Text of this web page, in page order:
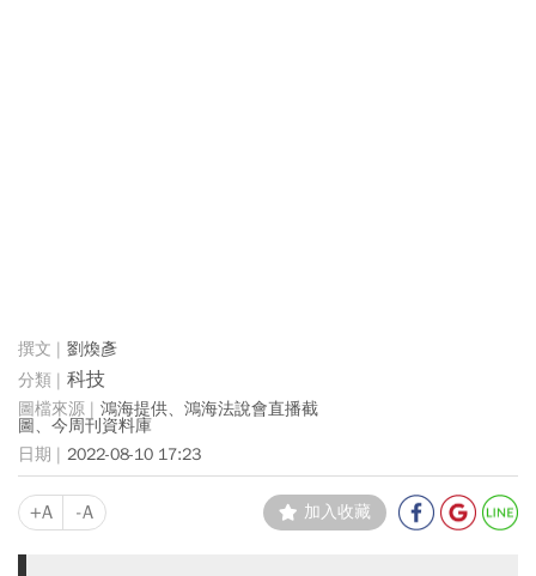
劉煥彥
科技
鴻海提供、鴻海法說會直播截
圖、今周刊資料庫
2022-08-10 17:23
+A -A 加入收藏